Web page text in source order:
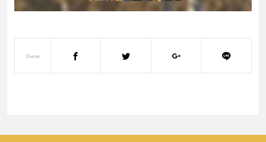
Shares